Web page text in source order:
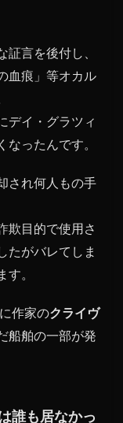
言を後付し、
血痕」等オカル
デイ・グラツィ
ったんです。
され何人もの手
欺目的で使用さ
たがバレてしま
。
作家のクライヴ
船舶の一部が発
誰も居なかっ